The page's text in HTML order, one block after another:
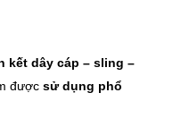
kết dây cáp – sling –
được sử dụng phổ